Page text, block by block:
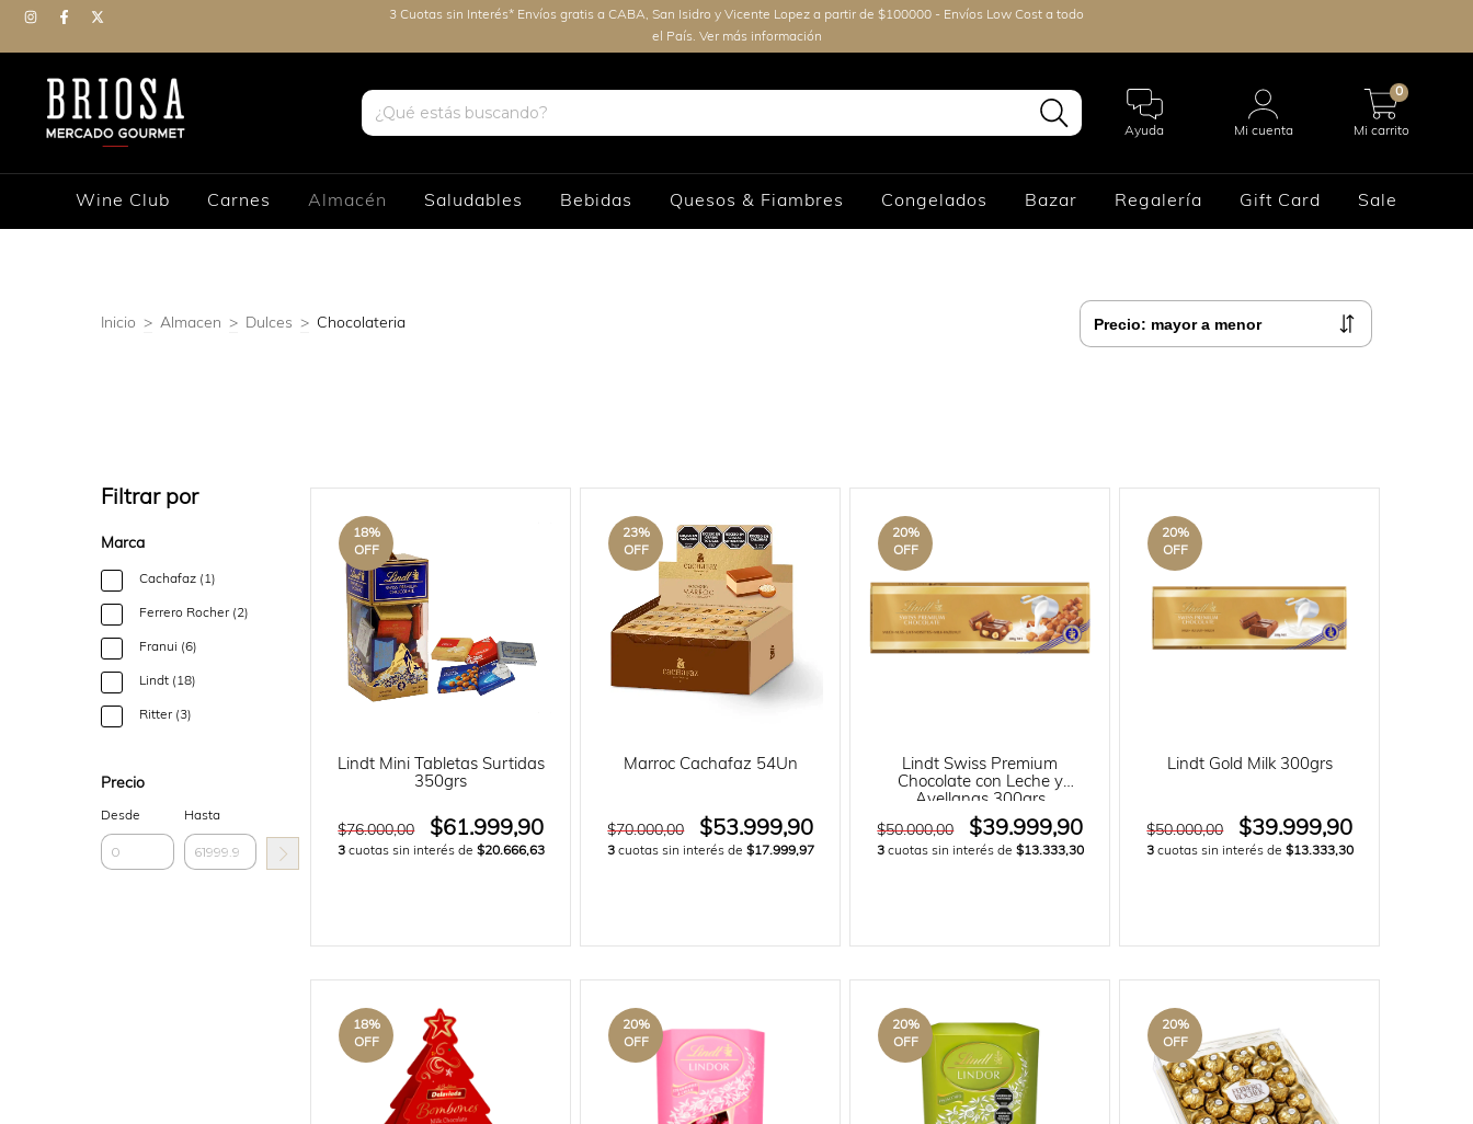
3 Cuotas sin Interés* Envíos gratis a CABA, San Isidro y Vicente Lopez a partir de $100000 - Envíos Low Cost a todo
el País. Ver más información
Ayuda Mi cuenta Mi carrito
0
Wine Club Carnes Almacén Saludables Bebidas Quesos & Fiambres Congelados Bazar Regalería Gift Card Sale
Inicio > Almacen > Dulces > Chocolateria
Filtrar por
Marca
Cachafaz (1)
Ferrero Rocher (2)
Franui (6)
Lindt (18)
Ritter (3)
Precio
Desde Hasta
18%
OFF
Lindt Mini Tabletas Surtidas
350grs
$76.000,00 $61.999,90
3 cuotas sin interés de $20.666,63
23%
OFF
Marroc Cachafaz 54Un
$70.000,00 $53.999,90
3 cuotas sin interés de $17.999,97
20%
OFF
Lindt Swiss Premium
Chocolate con Leche y
Avellanas 300grs
$50.000,00
$39.999,90
3 cuotas sin interés de $13.333,30
20%
OFF
Lindt Gold Milk 300grs
$50.000,00 $39.999,90
3 cuotas sin interés de $13.333,30
18%
OFF
20%
OFF
20%
OFF
20%
OFF